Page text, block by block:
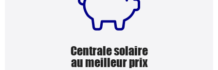
Centrale solaire
au meilleur prix